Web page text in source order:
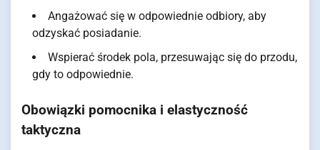
Angażować się w odpowiednie odbiory, aby
odzyskać posiadanie.
Wspierać środek pola, przesuwając się do przodu,
gdy to odpowiednie.
Obowiązki pomocnika i elastyczność
taktyczna